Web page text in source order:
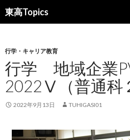
東高Topics
検
索
ン
ツ
へ
ス
キ
ッ
行学・キャリア教育
行学 地域企業
2022Ⅴ（普通科
2022年9月13日 TUHIGASI01